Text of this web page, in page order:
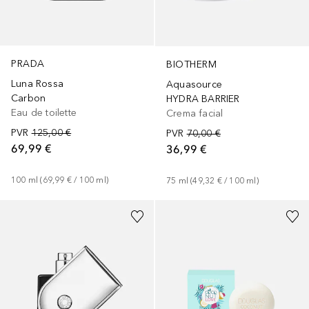
PRADA
Luna Rossa
Carbon
Eau de toilette
PVR 125,00 €
69,99 €
100 ml (69,99 € / 100 ml )
BIOTHERM
Aquasource
HYDRA BARRIER
Crema facial
PVR 70,00 €
36,99 €
75 ml (49,32 € / 100 ml)